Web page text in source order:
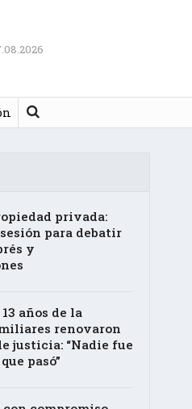
Buscar
privada:
para debatir
y
13 años de la
renovaron
justicia: “Nadie fue
pasó”